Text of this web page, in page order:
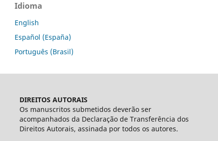
Idioma
English
Español (España)
Português (Brasil)
DIREITOS AUTORAIS
Os manuscritos submetidos deverão ser
acompanhados da Declaração de Transferência dos
Direitos Autorais, assinada por todos os autores.